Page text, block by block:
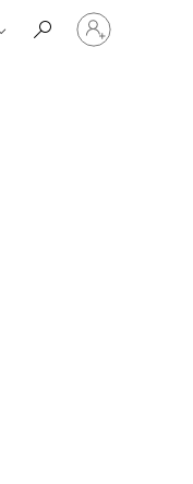
Logg
på
kontoen